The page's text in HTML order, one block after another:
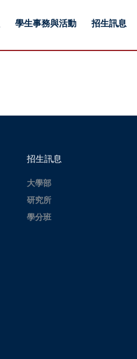
學生事務與活動 招生訊息
招生訊息
大學部
研究所
學分班